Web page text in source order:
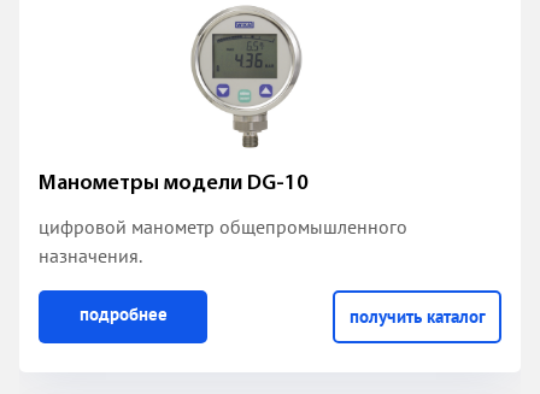
Манометры модели DG-10
цифровой манометр общепромышленного
назначения.
подробнее получить каталог